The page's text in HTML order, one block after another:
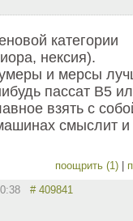
категории
нексия).
и мерсы
пассат B5
взять с
смыслит и
поощрить (1)
# 409841